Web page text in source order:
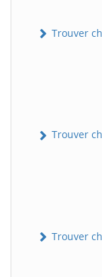
Trouver
Trouver
Trouver